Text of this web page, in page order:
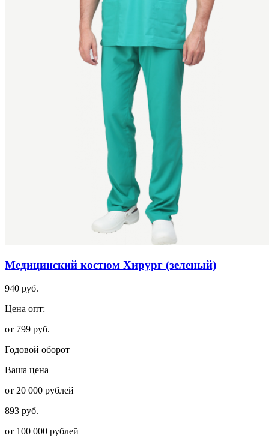
Медицинский костюм Хирург (зеленый)
940 руб.
Цена опт:
от 799 руб.
Годовой оборот
Ваша цена
от 20 000 рублей
893 руб.
от 100 000 рублей